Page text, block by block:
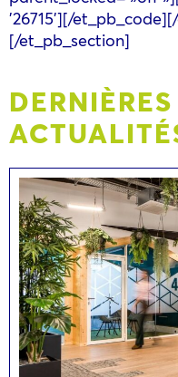
'26715'][/
[/et_pb_section]
DERNIÈRES